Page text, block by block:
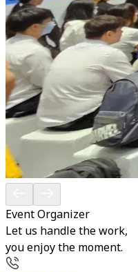
Event Organizer
Let us handle the work,
you enjoy the moment.